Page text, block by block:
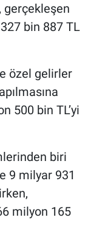
gerçekleşen
bin 887 TL
özel gelirler
500 bin TL’yi
biri
9 milyar 931
milyon 165